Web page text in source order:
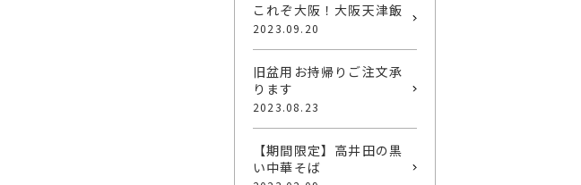
これぞ大阪！大阪天津飯
2023.09.20
旧盆用お持帰りご注文承
ります
2023.08.23
【期間限定】高井田の黒
い中華そば